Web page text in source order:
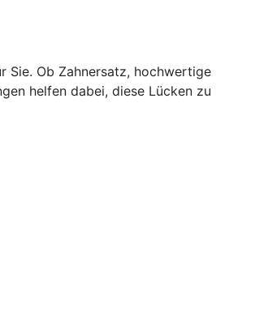
Sie. Ob Zahnersatz, hochwertige
helfen dabei, diese Lücken zu